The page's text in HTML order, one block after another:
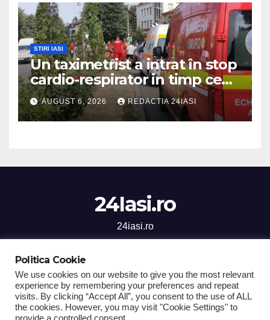
STIRI IASI
Un taximetrist a intrat în stop
cardio-respirator in timp ce
se afla la volan
AUGUST 6, 2026 REDACTIA 24IASI
24Iasi.ro
24iasi.ro
Proudly powered by WordPress|Theme: Newsup byThemeansar
Home Stiri Iasi National
Politica Cookie
We use cookies on our website to give you the most relevant
experience by remembering your preferences and repeat
visits. By clicking “Accept All”, you consent to the use of ALL
the cookies. However, you may visit "Cookie Settings" to